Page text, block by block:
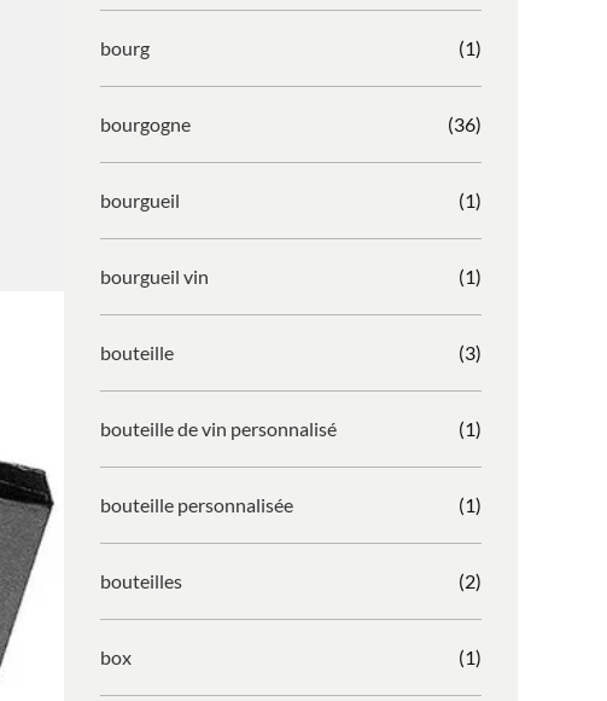
bourg (1)
bourgogne (36)
bourgueil (1)
bourgueil vin (1)
bouteille (3)
bouteille de vin personnalisé (1)
bouteille personnalisée (1)
bouteilles (2)
box (1)